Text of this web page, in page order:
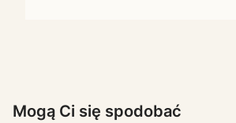
Mogą Ci się spodobać